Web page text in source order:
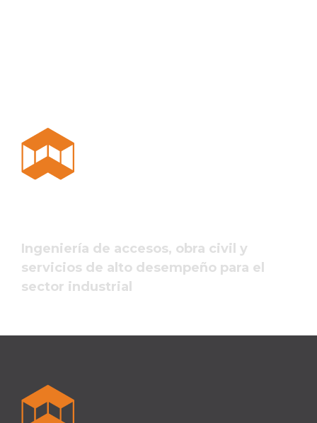
Ingeniería de accesos, obra civil y
servicios de alto desempeño para el
sector industrial